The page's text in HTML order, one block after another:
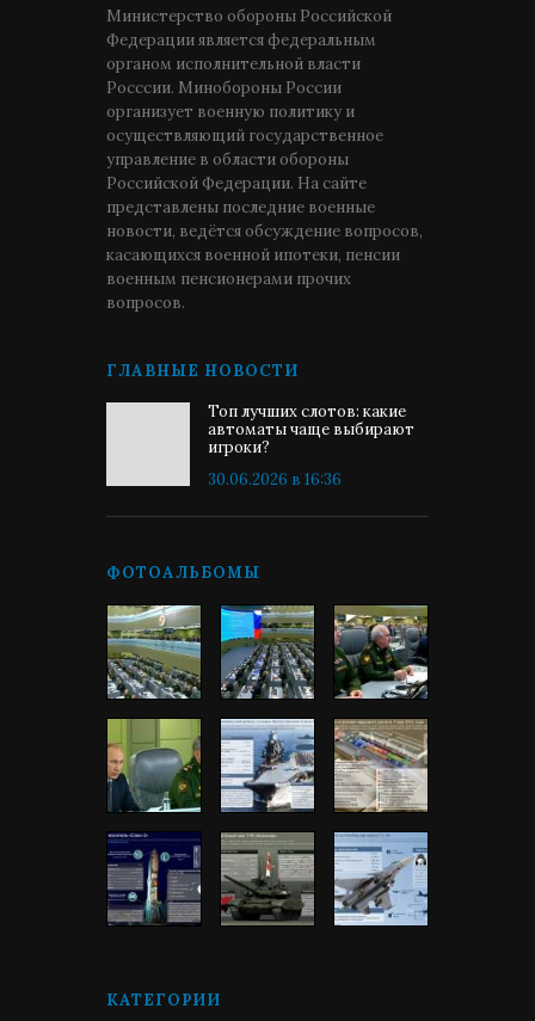
Министерство обороны Российской
Федерации является федеральным
органом исполнительной власти
Росссии. Минобороны России
организует военную политику и
осуществляющий государственное
управление в области обороны
Российской Федерации. На сайте
представлены последние военные
новости, ведётся обсуждение вопросов,
касающихся военной ипотеки, пенсии
военным пенсионерами прочих
вопросов.
ГЛАВНЫЕ НОВОСТИ
Топ лучших слотов: какие
автоматы чаще выбирают
игроки?
30.06.2026 в 16:36
ФОТОАЛЬБОМЫ
КАТЕГОРИИ